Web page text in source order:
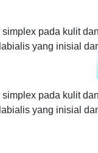
pada kulit
yang inisial
pada kulit
yang inisial